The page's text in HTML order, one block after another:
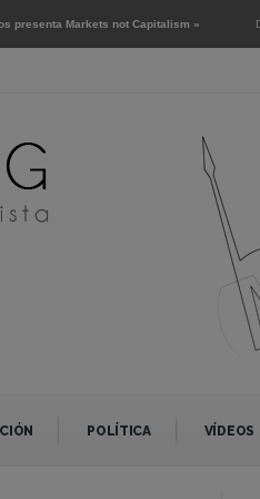
Markets not Capitalism »
POLÍTICA VÍDEOS